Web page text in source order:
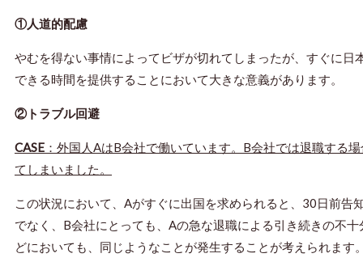
①人道的配慮
やむを得ない事情によってビザが切れてしまったが、すぐに
できる時間を提供することにおいて大きな意義があります。
②トラブル回避
CASE ：外国人AはB会社で働いています。B会社では退職する
てしまいました。
この状況において、Aがすぐに出国を求められると、30日前
でなく、B会社にとっても、Aの急な退職による引き続きの不
どにおいても、同じようなことが発生することが考えられま